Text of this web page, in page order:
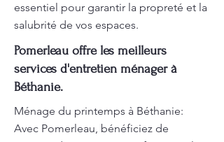
essentiel pour garantir la propreté et la
salubrité de vos espaces.
Pomerleau offre les meilleurs
services d'entretien ménager à
Béthanie.
Ménage du printemps à Béthanie:
Avec Pomerleau, bénéficiez de